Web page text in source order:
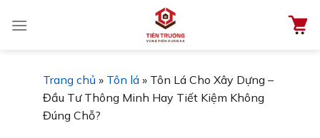
đến
Trang chủ » Tôn lá » Tôn Lá Cho Xây Dựng –
Đầu Tư Thông Minh Hay Tiết Kiệm Không
Đúng Chỗ?